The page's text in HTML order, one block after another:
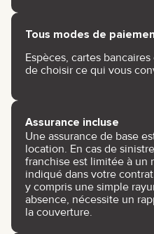
Tous modes de
Espèces, cartes
de choisir ce qui vous
Assurance incluse
Une assurance de base
location. En cas de
franchise est limitée à un
indiqué dans votre
y compris une simple
absence, nécessite un
la couverture.